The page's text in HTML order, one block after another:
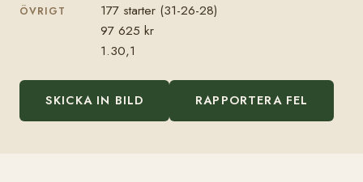
ÖVRIGT
177 starter (31-26-28)
97 625 kr
1.30,1
SKICKA IN BILD RAPPORTERA FEL